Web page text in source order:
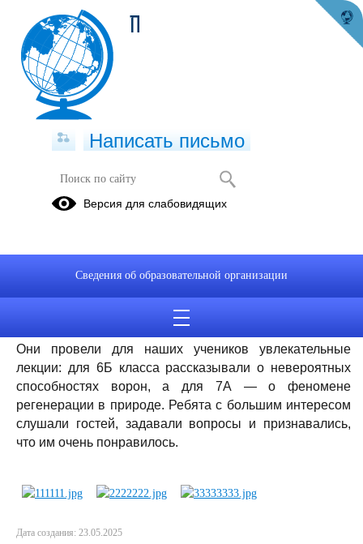
Лекции для учащихся
В нашей школе уже несколько лет продолжается
плодотворное сотрудничество с национальным парком
биологи — выпускники МГУ, которые на данный
момент работают над кандидатскими диссертациями.
Они провели для наших учеников увлекательные
лекции: для 6Б класса рассказывали о невероятных
способностях ворон, а для 7А — о феномене
регенерации в природе. Ребята с большим интересом
слушали гостей, задавали вопросы и признавались,
что им очень понравилось.
Дата создания: 23.05.2025
П
Написать письмо
Версия для слабовидящих
Сведения об образовательной организации